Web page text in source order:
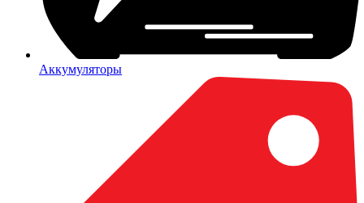
Аккумуляторы